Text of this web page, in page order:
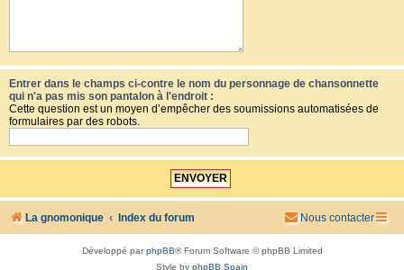
Entrer dans le champs ci-contre le nom du personnage de chansonnette
qui n'a pas mis son pantalon à l'endroit :
Cette question est un moyen d’empêcher des soumissions automatisées de
formulaires par des robots.
La gnomonique Index du forum Nous contacter
Développé parphpBB® Forum Software © phpBB Limited
Style by phpBB Spain